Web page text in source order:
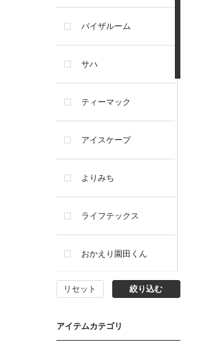
バイザルーム
サハ
ティーマック
アイスケープ
よりみち
ライフテックス
おかえり園田くん
ビー・エー・ジー
イヴィスト
リセット 絞り込む
アイテムカテゴリ